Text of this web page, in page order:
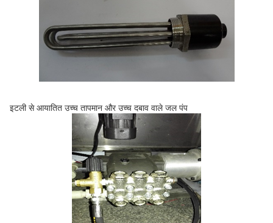
इटली से आयातित उच्च तापमान और उच्च दबाव वाले जल पंप